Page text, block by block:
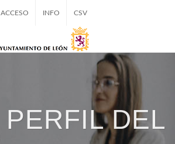
ACCESO INFO CSV
PERFIL DEL